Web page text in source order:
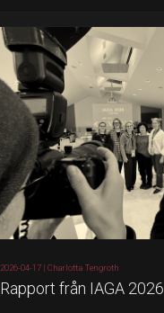
2026-04-17 |Charlotta Tengroth
Rapport från IAGA 2026